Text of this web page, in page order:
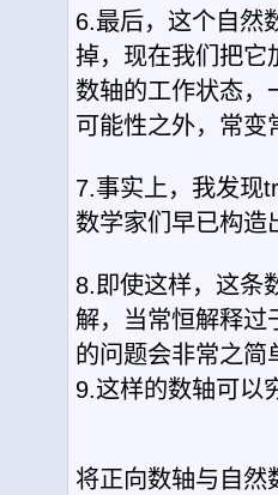
6.最后，这个自然
掉，现在我们把它
数轴的工作状态，
可能性之外，常变
7.事实上，我发现
数学家们早已构造
8.即使这样，这条
解，当常恒解释过
的问题会非常之简
9.这样的数轴可以
将正向数轴与自然